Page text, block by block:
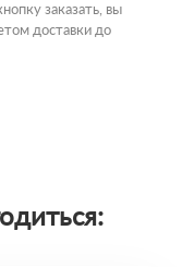
заказать, вы
доставки до